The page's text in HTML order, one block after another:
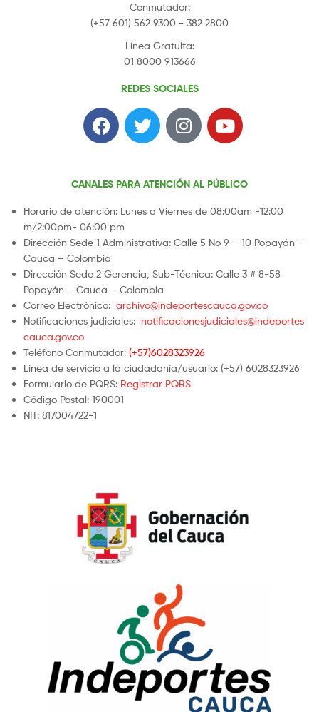
Conmutador:
(+57 601) 562 9300 - 382 2800
Línea Gratuita:
01 8000 913666
REDES SOCIALES
CANALES PARA ATENCIÓN AL PÚBLICO
Horario de atención: Lunes a Viernes de 08:00am -12:00
m/2:00pm- 06:00 pm
Dirección Sede 1 Administrativa: Calle 5 No 9 – 10 Popayán –
Cauca – Colombia
Dirección Sede 2 Gerencia, Sub-Técnica: Calle 3 # 8-58
Popayán – Cauca – Colombia
Correo Electrónico: archivo@indeportescauca.gov.co
Notificaciones judiciales: notificacionesjudiciales@indeportes
cauca.gov.co
Teléfono Conmutador: (+57)6028323926
Línea de servicio a la ciudadanía/usuario: (+57) 6028323926
Formulario de PQRS: Registrar PQRS
Código Postal: 190001
NIT: 817004722-1